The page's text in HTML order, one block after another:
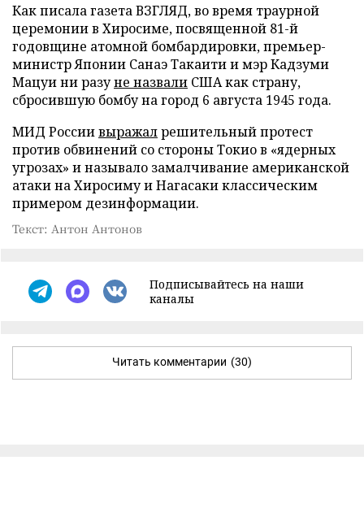
Как писала газета ВЗГЛЯД, во время траурной
церемонии в Хиросиме, посвященной 81-й
годовщине атомной бомбардировки, премьер-
министр Японии Санаэ Такаити и мэр Кадзуми
Мацуи ни разуне назвали США как страну,
сбросившую бомбу на город 6 августа 1945 года.
МИД Россиивыражалрешительный протест
против обвинений со стороны Токио в «ядерных
угрозах» и называло замалчивание американской
атаки на Хиросиму и Нагасаки классическим
примером дезинформации.
Текст: Антон Антонов
Подписывайтесь на наши
каналы
Читать комментарии (30)